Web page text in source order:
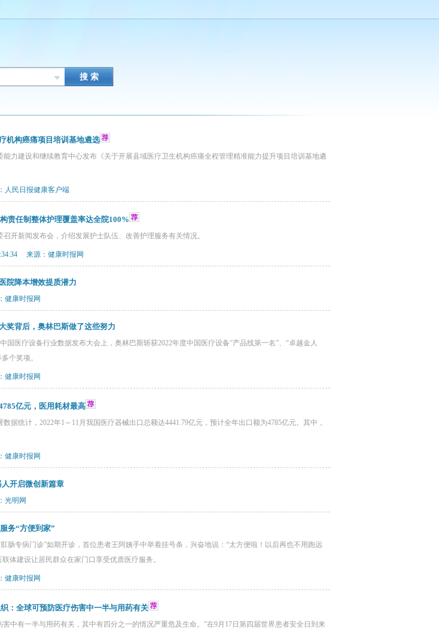
机构癌痛项目培训基地遴选
能力建设和继续教育中心发布《关于开展县域医疗卫生机构癌痛全程管理精准能力提升项目培训基地遴
人民日报健康客户端
责任制整体护理覆盖率达全院100%
召开新闻发布会，介绍发展护士队伍、改善护理服务有关情况。
来源：健康时报网
院降本增效提质潜力
健康时报网
奖背后，奥林巴斯做了这些努力
国医疗设备行业数据发布大会上，奥林巴斯斩获2022年度中国医疗设备“产品线第一名”、“卓越金人
个奖项。
健康时报网
亿元，医用耗材最高
据统计，2022年1～11月我国医疗器械出口总额达4441.79亿元，预计全年出口额为4785亿元。其中，
健康时报网
开启微创新篇章
光明网
务“方便到家”
肠专病门诊”如期开诊，首位患者王阿姨手中举着挂号条，兴奋地说：“太方便啦！以后再也不用跑远
体建设让居民群众在家门口享受优质医疗服务。
健康时报网
：全球可预防医疗伤害中一半与用药有关
害中有一半与用药有关，其中有四分之一的情况严重危及生命。”在9月17日第四届世界患者安全日到来